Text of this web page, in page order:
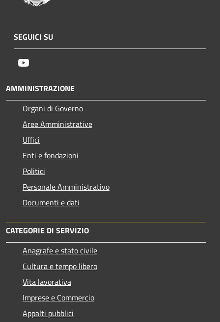
SEGUICI SU
AMMINISTRAZIONE
Organi di Governo
Aree Amministrative
Uffici
Enti e fondazioni
Politici
Personale Amministrativo
Documenti e dati
CATEGORIE DI SERVIZIO
Anagrafe e stato civile
Cultura e tempo libero
Vita lavorativa
Imprese e Commercio
Appalti pubblici